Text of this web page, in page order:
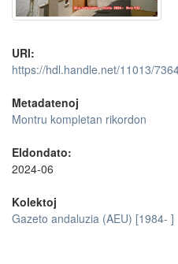
URI:
https://hdl.handle.net/11013/
Metadatenoj
Montru kompletan rikordon
Eldondato:
2024-06
Kolektoj
Gazeto andaluzia (AEU) [1984- ]